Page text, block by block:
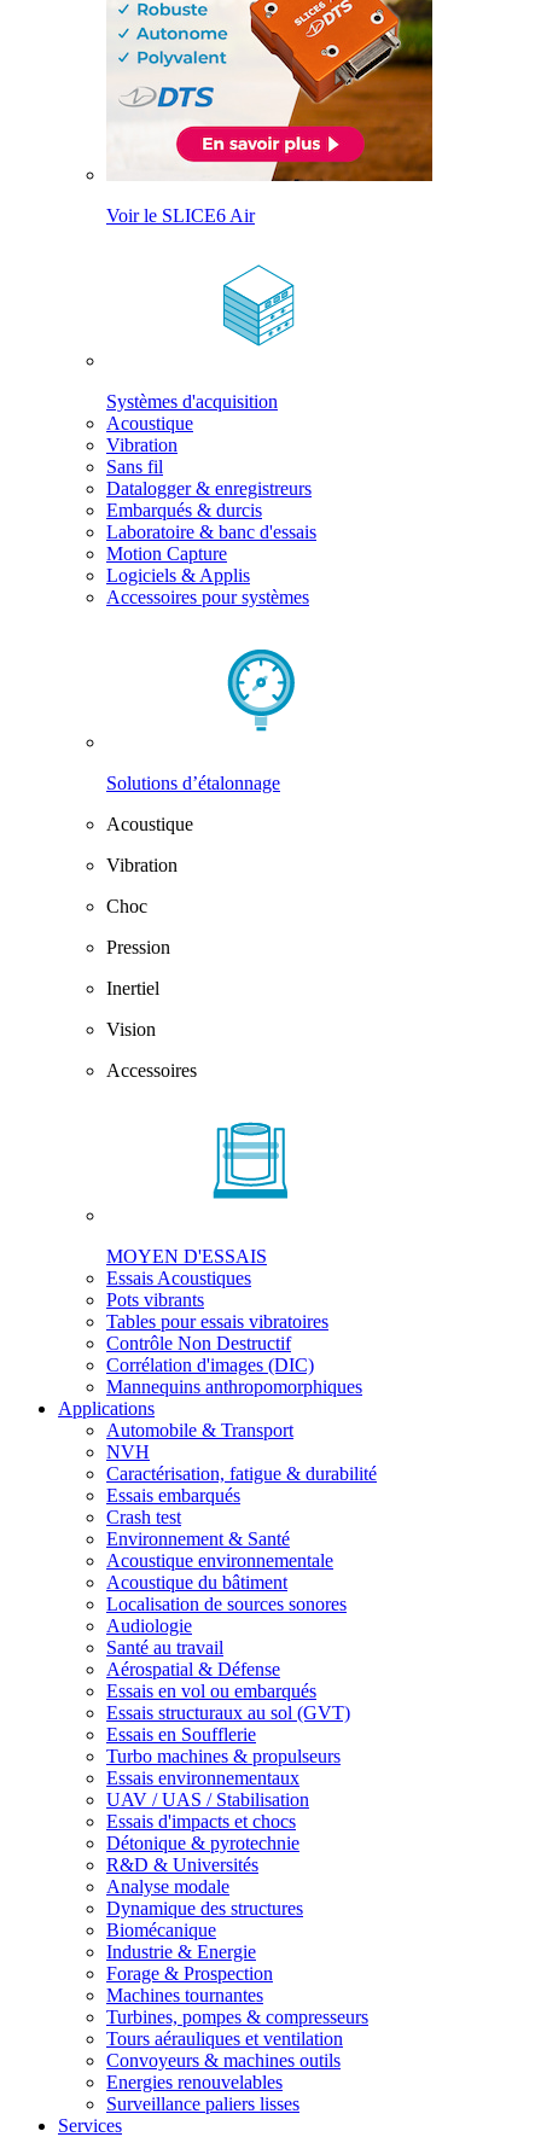
Voir le SLICE6 Air
Systèmes d'acquisition
Acoustique
Vibration
Sans fil
Datalogger & enregistreurs
Embarqués & durcis
Laboratoire & banc d'essais
Motion Capture
Logiciels & Applis
Accessoires pour systèmes
Solutions d’étalonnage
Acoustique
Vibration
Choc
Pression
Inertiel
Vision
Accessoires
MOYEN D'ESSAIS
Essais Acoustiques
Pots vibrants
Tables pour essais vibratoires
Contrôle Non Destructif
Corrélation d'images (DIC)
Mannequins anthropomorphiques
Applications
Automobile & Transport
NVH
Caractérisation, fatigue & durabilité
Essais embarqués
Crash test
Environnement & Santé
Acoustique environnementale
Acoustique du bâtiment
Localisation de sources sonores
Audiologie
Santé au travail
Aérospatial & Défense
Essais en vol ou embarqués
Essais structuraux au sol (GVT)
Essais en Soufflerie
Turbo machines & propulseurs
Essais environnementaux
UAV / UAS / Stabilisation
Essais d'impacts et chocs
Détonique & pyrotechnie
R&D & Universités
Analyse modale
Dynamique des structures
Biomécanique
Industrie & Energie
Forage & Prospection
Machines tournantes
Turbines, pompes & compresseurs
Tours aérauliques et ventilation
Convoyeurs & machines outils
Energies renouvelables
Surveillance paliers lisses
Services